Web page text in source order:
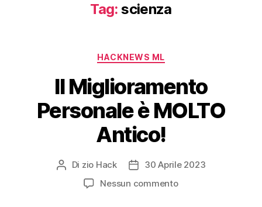
Tag: scienza
Categorie
HACKNEWS ML
Il Miglioramento
Personale è MOLTO
Antico!
Autore
articolo
Di zio Hack
Data30 Aprile 2023
Nessun commentosu